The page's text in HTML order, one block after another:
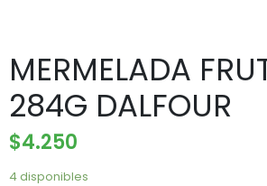
MERMELADA
284G DALFOUR
$4.250
4 disponibles